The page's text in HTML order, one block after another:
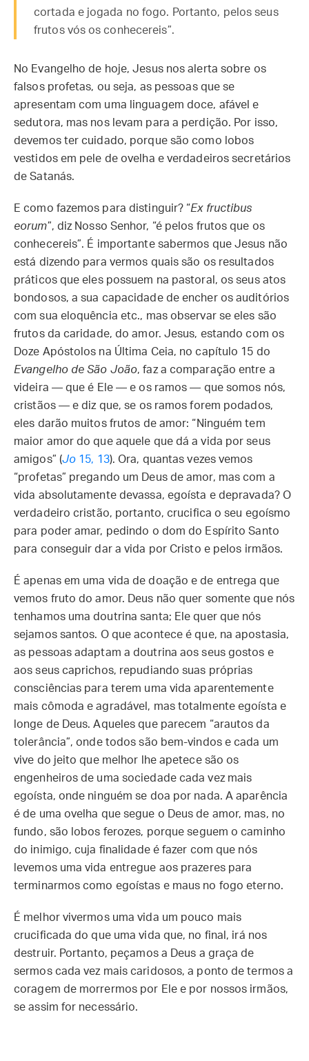
cortada e jogada no fogo. Portanto, pelos seus
frutos vós os conhecereis”.
No Evangelho de hoje, Jesus nos alerta sobre os
falsos profetas, ou seja, as pessoas que se
apresentam com uma linguagem doce, afável e
sedutora, mas nos levam para a perdição. Por isso,
devemos ter cuidado, porque são como lobos
vestidos em pele de ovelha e verdadeiros secretários
de Satanás.
E como fazemos para distinguir? “Ex fructibus
eorum”, diz Nosso Senhor, “é pelos frutos que os
conhecereis”. É importante sabermos que Jesus não
está dizendo para vermos quais são os resultados
práticos que eles possuem na pastoral, os seus atos
bondosos, a sua capacidade de encher os auditórios
com sua eloquência etc., mas observar se eles são
frutos da caridade, do amor. Jesus, estando com os
Doze Apóstolos na Última Ceia, no capítulo 15 do
Evangelho de São João, faz a comparação entre a
videira — que é Ele — e os ramos — que somos nós,
cristãos — e diz que, se os ramos forem podados,
eles darão muitos frutos de amor: “Ninguém tem
maior amor do que aquele que dá a vida por seus
amigos” (Jo 15, 13). Ora, quantas vezes vemos
“profetas” pregando um Deus de amor, mas com a
vida absolutamente devassa, egoísta e depravada? O
verdadeiro cristão, portanto, crucifica o seu egoísmo
para poder amar, pedindo o dom do Espírito Santo
para conseguir dar a vida por Cristo e pelos irmãos.
É apenas em uma vida de doação e de entrega que
vemos fruto do amor. Deus não quer somente que nós
tenhamos uma doutrina santa; Ele quer que nós
sejamos santos. O que acontece é que, na apostasia,
as pessoas adaptam a doutrina aos seus gostos e
aos seus caprichos, repudiando suas próprias
consciências para terem uma vida aparentemente
mais cômoda e agradável, mas totalmente egoísta e
longe de Deus. Aqueles que parecem “arautos da
tolerância”, onde todos são bem-vindos e cada um
vive do jeito que melhor lhe apetece são os
engenheiros de uma sociedade cada vez mais
egoísta, onde ninguém se doa por nada. A aparência
é de uma ovelha que segue o Deus de amor, mas, no
fundo, são lobos ferozes, porque seguem o caminho
do inimigo, cuja finalidade é fazer com que nós
levemos uma vida entregue aos prazeres para
terminarmos como egoístas e maus no fogo eterno.
É melhor vivermos uma vida um pouco mais
crucificada do que uma vida que, no final, irá nos
destruir. Portanto, peçamos a Deus a graça de
sermos cada vez mais caridosos, a ponto de termos a
coragem de morrermos por Ele e por nossos irmãos,
se assim for necessário.